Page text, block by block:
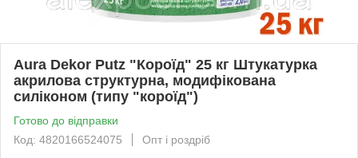
Aura Dekor Putz "Короїд" 25 кг Штукатурка
акрилова структурна, модифікована
силіконом (типу "короїд")
Готово до відправки
Код: 4820166524075
Опт і роздріб